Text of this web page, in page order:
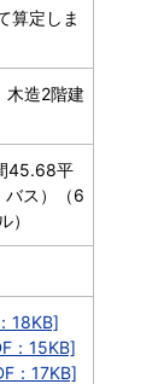
算定しま
木造2階建
45.68平
バス）（6
18KB]
：15KB]
：17KB]